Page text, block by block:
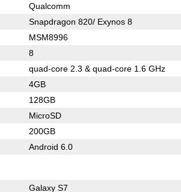
Qualcomm
Snapdragon 820/ Exynos 8
MSM8996
8
quad-core 2.3 & quad-core 1.6 GHz
4GB
128GB
MicroSD
200GB
Android 6.0
Galaxy S7